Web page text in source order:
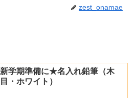
zest_onamae
新学期準備に★名入れ鉛筆（木
目・ホワイト）